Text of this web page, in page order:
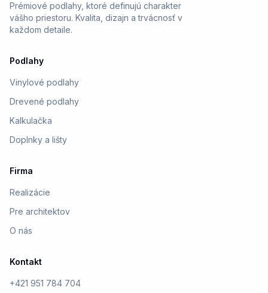
Prémiové podlahy, ktoré definujú charakter
vášho priestoru. Kvalita, dizajn a trvácnosť v
každom detaile.
Podlahy
Vinylové podlahy
Drevené podlahy
Kalkulačka
Doplnky a lišty
Firma
Realizácie
Pre architektov
O nás
Kontakt
+421 951 784 704